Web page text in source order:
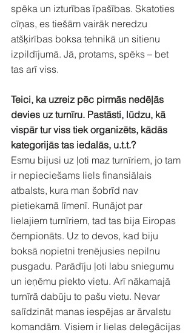
spēka un izturības īpašības. Skatoties
cīņas, es tiešām vairāk neredzu
atšķirības boksa tehnikā un sitienu
izpildījumā. Jā, protams, spēks – bet
tas arī viss.
Teici, ka uzreiz pēc pirmās nedēļās
devies uz turnīru. Pastāsti, lūdzu, kā
vispār tur viss tiek organizēts, kādās
kategorijās tas iedalās, u.t.t.?
Esmu bijusi uz ļoti maz turnīriem, jo tam
ir nepieciešams liels finansiālais
atbalsts, kura man šobrīd nav
pietiekamā līmenī. Runājot par
lielajiem turnīriem, tad tas bija Eiropas
čempionāts. Uz to devos, kad biju
boksā nopietni trenējusies nepilnu
pusgadu. Parādīju ļoti labu sniegumu
un ieņēmu piekto vietu. Arī nākamajā
turnīrā dabūju to pašu vietu. Nevar
salīdzināt manas iespējas ar ārvalstu
komandām. Visiem ir lielas delegācijas